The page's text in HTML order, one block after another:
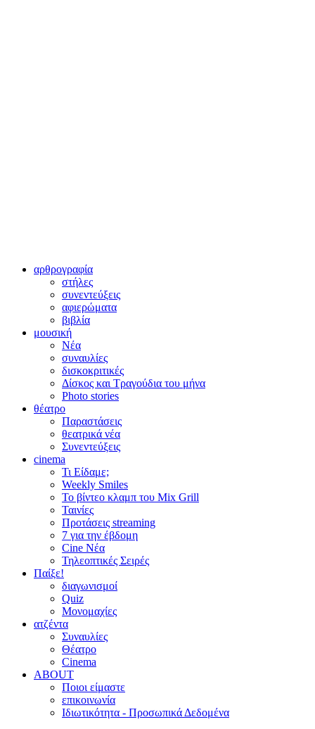
αρθρογραφία
στήλες
συνεντεύξεις
αφιερώματα
βιβλία
μουσική
Νέα
συναυλίες
δισκοκριτικές
Δίσκος και Τραγούδια του μήνα
Photo stories
θέατρο
Παραστάσεις
θεατρικά νέα
Συνεντεύξεις
cinema
Τι Είδαμε;
Weekly Smiles
Το βίντεο κλαμπ του Mix Grill
Ταινίες
Προτάσεις streaming
7 για την έβδομη
Cine Νέα
Τηλεοπτικές Σειρές
Παίξε!
διαγωνισμοί
Quiz
Μονομαχίες
ατζέντα
Συναυλίες
Θέατρο
Cinema
ABOUT
Ποιοι είμαστε
επικοινωνία
Ιδιωτικότητα - Προσωπικά Δεδομένα